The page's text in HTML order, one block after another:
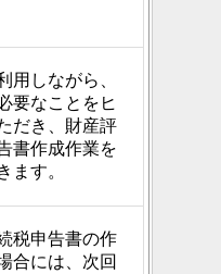
用しながら、
要なことをヒ
だき、財産評
書作成作業を
ます。
税申告書の作
合には、次回